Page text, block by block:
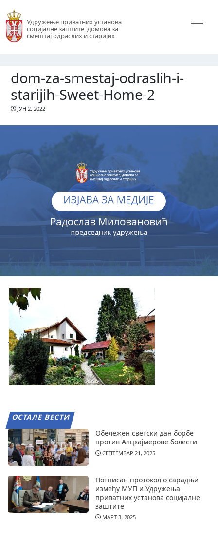
Удружење приватних установа
социјалне заштите, домова за
смештај одраслих и старијих
dom-za-smestaj-odraslih-i-
starijih-Sweet-Home-2
ЈУН 2, 2022
ОСТАЛЕ ВЕСТИ
Обележен светски дан борбе
против Алцхајмерове болести
СЕПТЕМБАР 21, 2025
Потписан протокол о сарадњи
између МУП и Удружења
приватних установа социјалне
заштите
МАРТ 3, 2025